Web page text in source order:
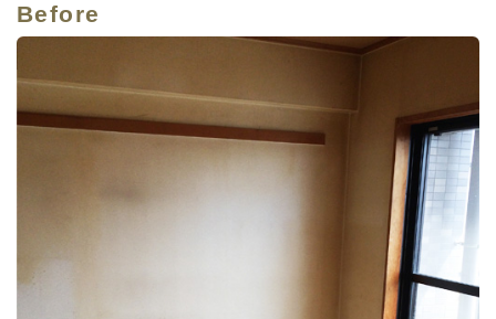
Before